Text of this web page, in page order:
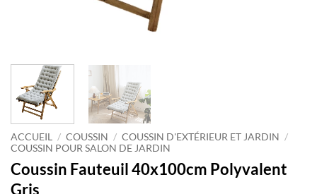
ACCUEIL / COUSSIN / COUSSIN D'EXTÉRIEUR ET JARDIN /
COUSSIN POUR SALON DE JARDIN
Coussin Fauteuil 40x100cm Polyvalent
Gris